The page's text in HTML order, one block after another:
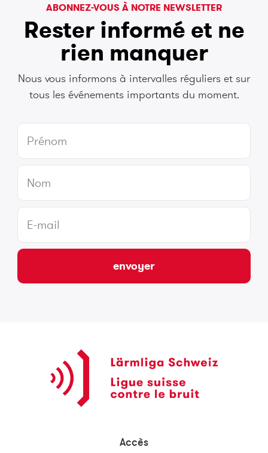
ABONNEZ-VOUS À NOTRE NEWSLETTER
Rester informé et ne
rien manquer
Nous vous informons à intervalles réguliers et sur
tous les événements importants du moment.
envoyer
Accès